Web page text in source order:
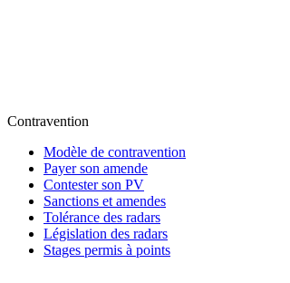
Contravention
Modèle de contravention
Payer son amende
Contester son PV
Sanctions et amendes
Tolérance des radars
Législation des radars
Stages permis à points